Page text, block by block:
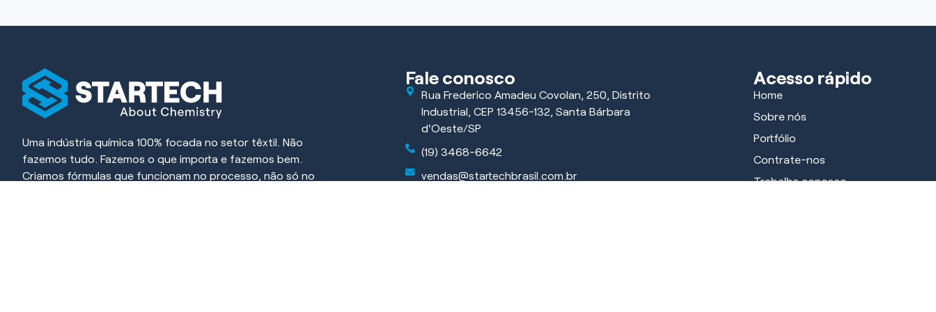
Uma indústria química 100% focada no setor têxtil. Não
fazemos tudo. Fazemos o que importa e fazemos bem.
Criamos fórmulas que funcionam no processo, não só no
Fale conosco
Rua Frederico Amadeu Covolan, 250, Distrito
Industrial, CEP 13456-132, Santa Bárbara
d'Oeste/SP
(19) 3468-6642
vendas@startechbrasil.com.br
Acesso rápido
Home
Sobre nós
Portfólio
Contrate-nos
Trabalhe conosco